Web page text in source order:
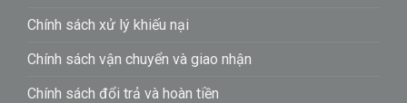
Chính sách xử lý khiếu nại
Chính sách vận chuyển và giao nhận
Chính sách đổi trả và hoàn tiền